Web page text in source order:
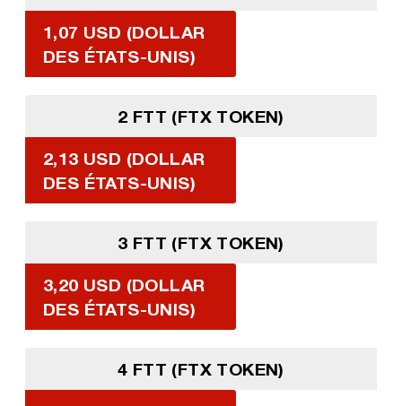
1,07 USD (DOLLAR
DES ÉTATS-UNIS)
2 FTT (FTX TOKEN)
2,13 USD (DOLLAR
DES ÉTATS-UNIS)
3 FTT (FTX TOKEN)
3,20 USD (DOLLAR
DES ÉTATS-UNIS)
4 FTT (FTX TOKEN)